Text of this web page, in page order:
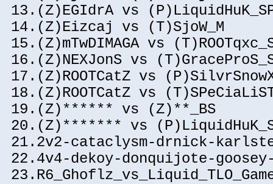
13.(Z)EGIdrA vs
14.(Z)Eizcaj vs (T)SjoW_M
15.(Z)mTwDIMAGA vs
16.(Z)NEXJonS vs
17.(Z)ROOTCatZ vs
18.(Z)ROOTCatZ vs
19.(Z)****** vs (Z)**_BS
20.(Z)******* vs
21.2v2-cataclysm-drnick-
22.4v4-dekoy-donquijote-